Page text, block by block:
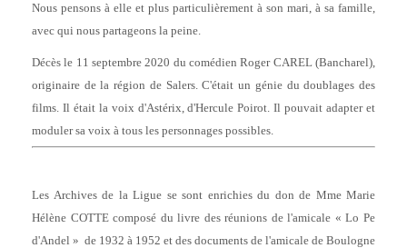
Nous pensons à elle et plus particulièrement à son mari, à sa famille,
avec qui nous partageons la peine.
Décès le 11 septembre 2020 du comédien Roger CAREL (Bancharel),
originaire de la région de Salers. C'était un génie du doublages des
films. Il était la voix d'Astérix, d'Hercule Poirot. Il pouvait adapter et
moduler sa voix à tous les personnages possibles.
Les Archives de la Ligue se sont enrichies du don de Mme Marie
Hélène COTTE composé du livre des réunions de l'amicale « Lo Pe
d'Andel » de 1932 à 1952 et des documents de l'amicale de Boulogne